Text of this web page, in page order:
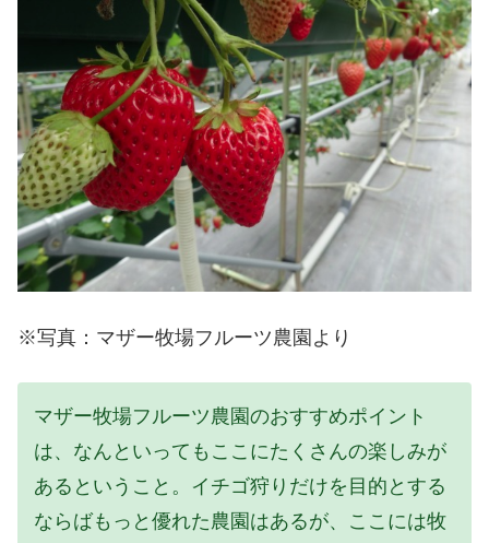
※写真：マザー牧場フルーツ農園より
マザー牧場フルーツ農園のおすすめポイント
は、なんといってもここにたくさんの楽しみが
あるということ。イチゴ狩りだけを目的とする
ならばもっと優れた農園はあるが、ここには牧